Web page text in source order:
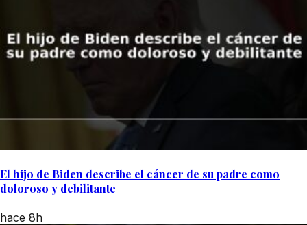
El hijo de Biden describe el cáncer de su padre como
doloroso y debilitante
hace 8h